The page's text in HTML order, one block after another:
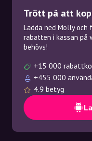
Trött på att
Ladda ned Molly
rabatten i kassan på
behövs!
+15 000
+455 000
4.9 betyg